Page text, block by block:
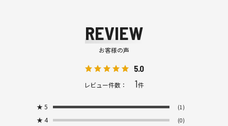
REVIEW
お客様の声
5.0
レビュー件数： 1件
★ 5 (1)
★ 4 (0)